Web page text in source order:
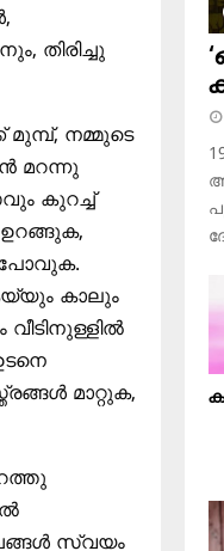
തിരിച്ചു
നമ്മുടെ
മറന്നു
കുറച്ച്
പോവുക.
കാലും
മാറ്റുക,
സ്വയം